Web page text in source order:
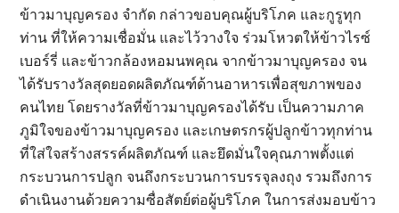
ข้าวมาบุญครอง จำกัด กล่าวขอบคุณผู้บริโภค และกูรูทุก
ท่าน ที่ให้ความเชื่อมั่น และไว้วางใจ ร่วมโหวตให้ข้าวไรซ์
เบอร์รี่ และข้าวกล้องหอมนพคุณ จากข้าวมาบุญครอง จน
ได้รับรางวัลสุดยอดผลิตภัณฑ์ด้านอาหารเพื่อสุขภาพของ
คนไทย โดยรางวัลที่ข้าวมาบุญครองได้รับ เป็นความภาค
ภูมิใจของข้าวมาบุญครอง และเกษตรกรผู้ปลูกข้าวทุกท่าน
ที่ใส่ใจสร้างสรรค์ผลิตภัณฑ์ และยึดมั่นใจคุณภาพตั้งแต่
กระบวนการปลูก จนถึงกระบวนการบรรจุลงถุง รวมถึงการ
ดำเนินงานด้วยความซื่อสัตย์ต่อผู้บริโภค ในการส่งมอบข้าว